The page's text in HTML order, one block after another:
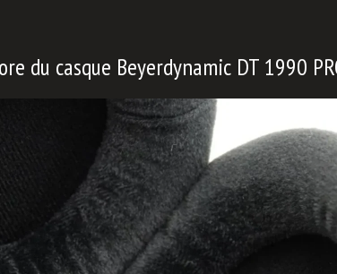
du casque Beyerdynamic DT 1990